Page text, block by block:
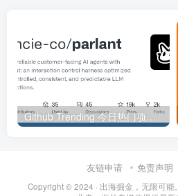
Github Trending 今日热门项目 | 2025-09-06
友链申请 免责声明
Copyright © 2024 · 出海掘金，无限可能